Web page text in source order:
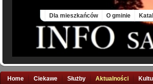
Dla mieszkańców O gminie
Home Ciekawe Służby Aktualności